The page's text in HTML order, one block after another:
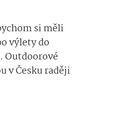
si měli
výlety do
Outdoorové
v Česku raději